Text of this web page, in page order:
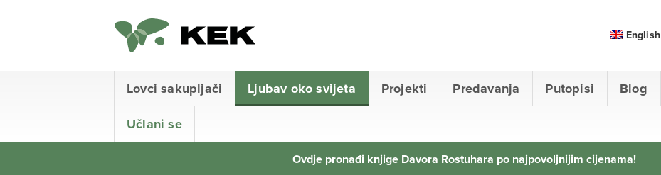
Lovci sakupljači Ljubav oko svijeta Projekti Predavanja Putopisi Blog
Učlani se
English
Ovdje pronađi knjige Davora Rostuhara po najpovoljnijim cijenama!